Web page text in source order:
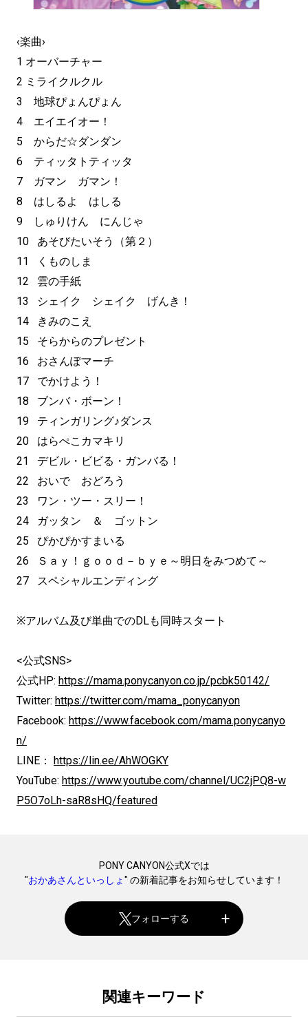
‹楽曲›
1 オーバーチャー
2 ミライクルクル
3 地球ぴょんぴょん
4 エイエイオー！
5 からだ☆ダンダン
6 ティッタトティッタ
7 ガマン ガマン！
8 はしるよ はしる
9 しゅりけん にんじゃ
10 あそびたいそう（第２）
11 くものしま
12 雲の手紙
13 シェイク シェイク げんき！
14 きみのこえ
15 そらからのプレゼント
16 おさんぽマーチ
17 でかけよう！
18 ブンバ・ボーン！
19 ティンガリング♪ダンス
20 はらぺこカマキリ
21 デビル・ビビる・ガンバる！
22 おいで おどろう
23 ワン・ツー・スリー！
24 ガッタン ＆ ゴットン
25 ぴかぴかすまいる
26 Ｓａｙ！ｇｏｏｄ－ｂｙｅ～明日をみつめて～
27 スペシャルエンディング
※アルバム及び単曲でのDLも同時スタート
<公式SNS>
公式HP: https://mama.ponycanyon.co.jp/pcbk50142/
Twitter: https://twitter.com/mama_ponycanyon
Facebook: https://www.facebook.com/mama.ponycanyo
n/
LINE： https://lin.ee/AhWOGKY
YouTube: https://www.youtube.com/channel/UC2jPQ8-w
P5O7oLh-saR8sHQ/featured
PONY CANYON公式Xでは
"おかあさんといっしょ" の新着記事をお知らせしています！
フォローする
関連キーワード